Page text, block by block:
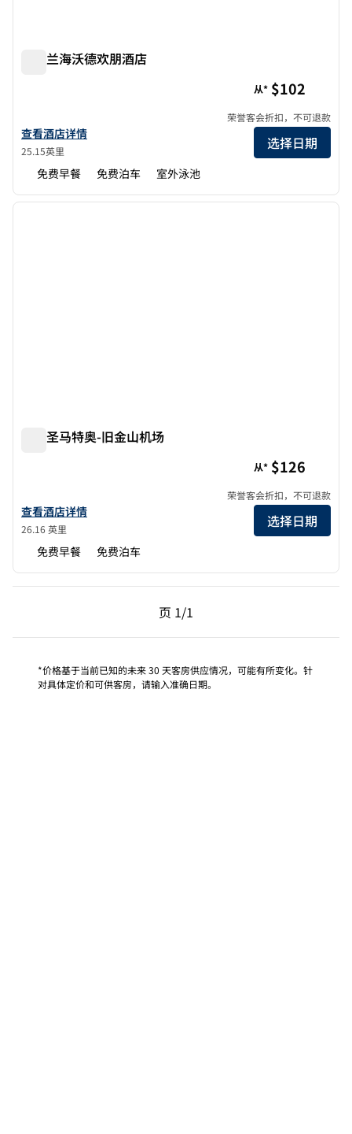
奥克兰海沃德欢朋酒店
查看奥克兰-海沃德欢朋酒店详情
查看酒店详情
25.15英里
从* $102
荣誉客会折扣，不可退款
选择日期
免费早餐 免费泊车 室外泳池
1/12
1/12
上一张图片 下一
欢朋圣马特奥-旧金山机场
查看欢朋&套房 圣马特奥-旧金山机场的酒店详情
查看酒店详情
26.16 英里
从* $126
荣誉客会折扣，不可退款
选择日期
免费早餐 免费泊车
页 1/1
上一页，第 1页，共 1 页
页 1/1
*价格基于当前已知的未来 30 天客房供应情况，可能有所变化。针
对具体定价和可供客房，请输入准确日期。